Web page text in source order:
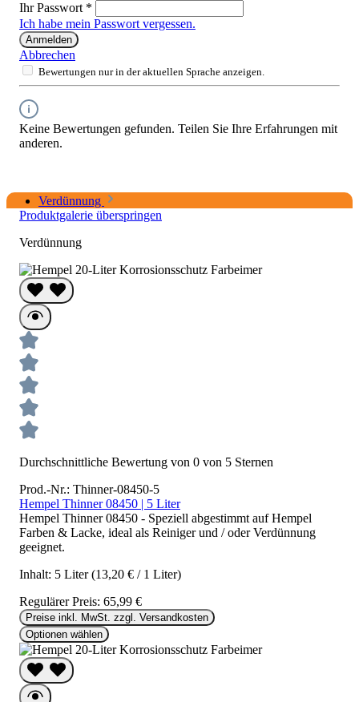
Ihr Passwort *
Ich habe mein Passwort vergessen.
Anmelden
Abbrechen
Bewertungen nur in der aktuellen Sprache anzeigen.
Keine Bewertungen gefunden. Teilen Sie Ihre Erfahrungen mit
anderen.
Verdünnung
Produktgalerie überspringen
Verdünnung
Durchschnittliche Bewertung von 0 von 5 Sternen
Prod.-Nr.: Thinner-08450-5
Hempel Thinner 08450 | 5 Liter
Hempel Thinner 08450 - Speziell abgestimmt auf Hempel
Farben & Lacke, ideal als Reiniger und / oder Verdünnung
geeignet.
Inhalt: 5 Liter(13,20 € / 1 Liter)
Regulärer Preis: 65,99 €
Preise inkl. MwSt. zzgl. Versandkosten
Optionen wählen